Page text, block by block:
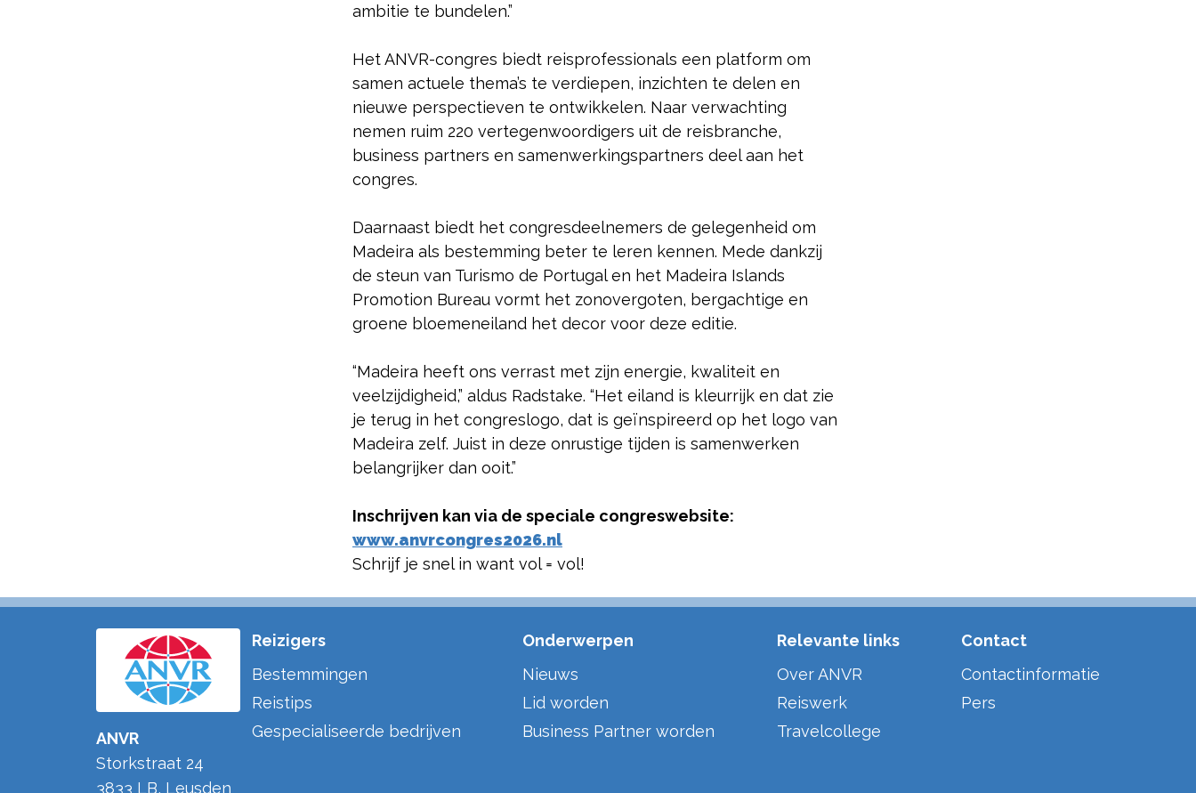
ambitie te bundelen.”
Het ANVR-congres biedt reisprofessionals een platform om
samen actuele thema’s te verdiepen, inzichten te delen en
nieuwe perspectieven te ontwikkelen. Naar verwachting
nemen ruim 220 vertegenwoordigers uit de reisbranche,
business partners en samenwerkingspartners deel aan het
congres.
Daarnaast biedt het congresdeelnemers de gelegenheid om
Madeira als bestemming beter te leren kennen. Mede dankzij
de steun van Turismo de Portugal en het Madeira Islands
Promotion Bureau vormt het zonovergoten, bergachtige en
groene bloemeneiland het decor voor deze editie.
“Madeira heeft ons verrast met zijn energie, kwaliteit en
veelzijdigheid,” aldus Radstake. “Het eiland is kleurrijk en dat zie
je terug in het congreslogo, dat is geïnspireerd op het logo van
Madeira zelf. Juist in deze onrustige tijden is samenwerken
belangrijker dan ooit.”
Inschrijven kan via de speciale congreswebsite:
www.anvrcongres2026.nl
Schrijf je snel in want vol = vol!
ANVR
Storkstraat 24
3833 LB, Leusden
Reizigers
Bestemmingen
Reistips
Gespecialiseerde bedrijven
Onderwerpen
Nieuws
Lid worden
Business Partner worden
Relevante links
Over ANVR
Reiswerk
Travelcollege
Contact
Contactinformatie
Pers